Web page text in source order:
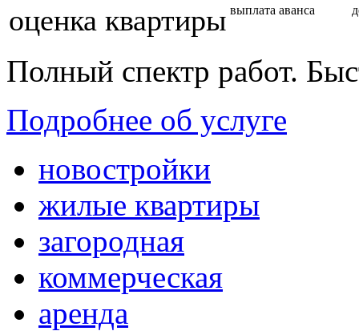
оценка квартиры выплата аванса
Полный спектр работ.
Подробнее об услуге
новостройки
жилые квартиры
загородная
коммерческая
аренда